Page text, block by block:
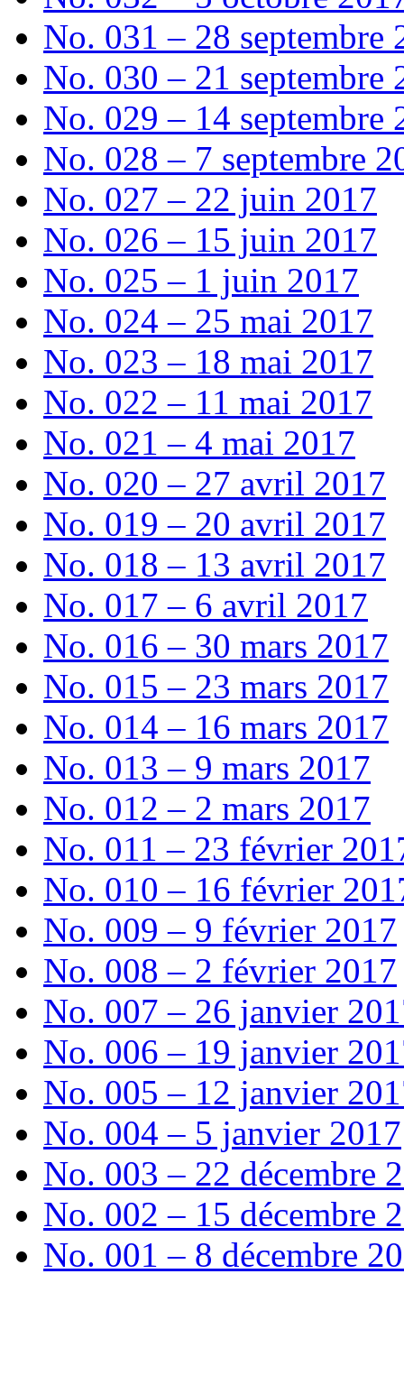
No. 031 – 28 septembre
No. 030 – 21 septembre
No. 029 – 14 septembre
No. 028 – 7 septembre
No. 027 – 22 juin 2017
No. 026 – 15 juin 2017
No. 025 – 1 juin 2017
No. 024 – 25 mai 2017
No. 023 – 18 mai 2017
No. 022 – 11 mai 2017
No. 021 – 4 mai 2017
No. 020 – 27 avril 2017
No. 019 – 20 avril 2017
No. 018 – 13 avril 2017
No. 017 – 6 avril 2017
No. 016 – 30 mars 2017
No. 015 – 23 mars 2017
No. 014 – 16 mars 2017
No. 013 – 9 mars 2017
No. 012 – 2 mars 2017
No. 011 – 23 février
No. 010 – 16 février
No. 009 – 9 février 2017
No. 008 – 2 février 2017
No. 007 – 26 janvier
No. 006 – 19 janvier
No. 005 – 12 janvier
No. 004 – 5 janvier 2017
No. 003 – 22 décembre
No. 002 – 15 décembre
No. 001 – 8 décembre